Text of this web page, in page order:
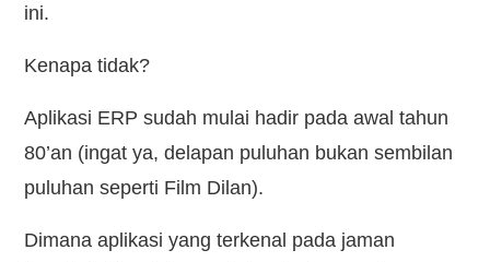
ini.
Kenapa tidak?
Aplikasi ERP sudah mulai hadir pada awal tahun
80’an (ingat ya, delapan puluhan bukan sembilan
puluhan seperti Film Dilan).
Dimana aplikasi yang terkenal pada jaman